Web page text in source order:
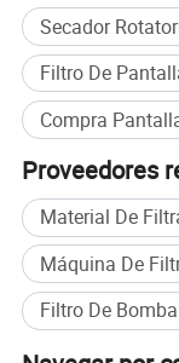
La rejilla
consiste en un
tanque de
dispositivo de
marco, etc.
giratorio
de engranaje
girar, y los
son
Secador
Filtro De
Compra
Proveedores
Material De
Máquina De
Filtro De Bomba